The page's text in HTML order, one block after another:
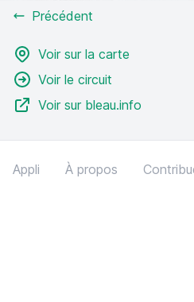
Précédent
Voir sur la carte
Voir le circuit
Voir sur bleau.info
Appli À propos